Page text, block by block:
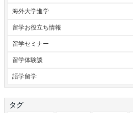
海外大学進学
留学お役立ち情報
留学セミナー
留学体験談
語学留学
タグ